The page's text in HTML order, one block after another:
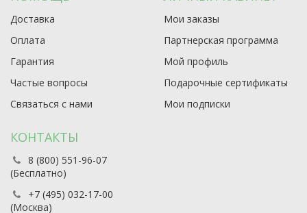
Доставка
Оплата
Гарантия
Частые вопросы
Связаться с нами
Мои заказы
Партнерская программа
Мой профиль
Подарочные сертификаты
Мои подписки
КОНТАКТЫ
8 (800) 551-96-07
(Бесплатно)
+7 (495) 032-17-00
(Москва)